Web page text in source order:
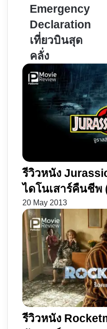
ฟ้า
หายนะ
ครั้ง
ใหญ่
ใน
Emergency
Declaration
เที่ยว
Emergency
Declaration
เที่ยวบินสุด
คลั่ง
รีวิวหนัง
ไดโนเสาร์คืนชีพ
20 May 2013
รีวิวหนัง